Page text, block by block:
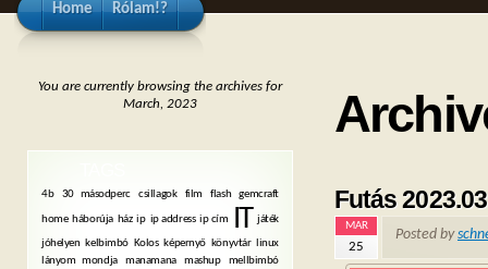
Home Rólam!?
Futás
MAR
25
Posted by
You are currently browsing the archives for
March, 2023
4b 30 másodperc csillagok film flash gemcraft
home háborúja ház ip ip address ip cím IT játék
jóhelyen kelbimbó Kolos képernyő könyvtár
linux
lányom mondja
manamana mashup mellbimbó